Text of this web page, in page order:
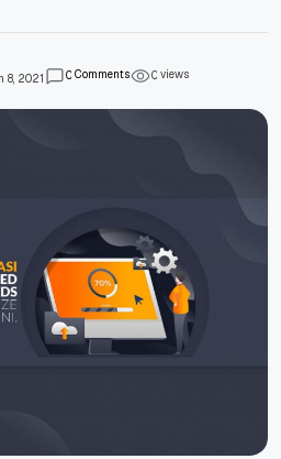
8, 2021 0Comments 0views